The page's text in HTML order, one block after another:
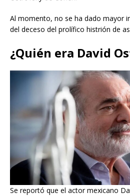
Al momento, no se ha dado mayor
del deceso del prolífico histrión de
¿Quién era David
Se reportó que el actor mexicano